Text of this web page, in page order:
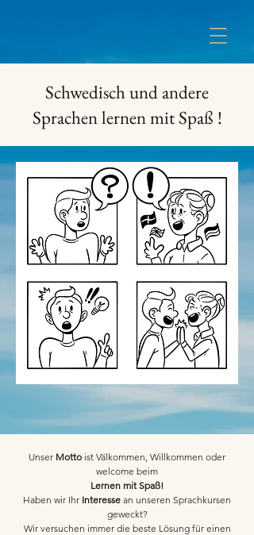
Schwedisch und andere
Sprachen lernen mit Spaß !
Unser Motto ist Välkommen, Willkommen oder
welcome beim
Lernen mit Spaß!
Haben wir Ihr Interesse an unseren Sprachkursen
geweckt?
Wir versuchen immer die beste Lösung für einen